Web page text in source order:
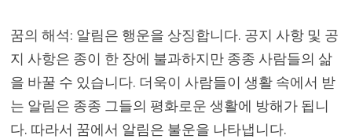
꿈의 해석: 알림은 행운을 상징합니다. 공지 사항 및 공
지 사항은 종이 한 장에 불과하지만 종종 사람들의 삶
을 바꿀 수 있습니다. 더욱이 사람들이 생활 속에서 받
는 알림은 종종 그들의 평화로운 생활에 방해가 됩니
다. 따라서 꿈에서 알림은 불운을 나타냅니다.